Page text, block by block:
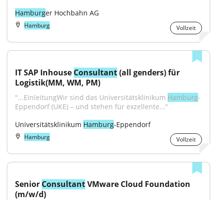
Hamburger Hochbahn AG
Hamburg Vollzeit
IT SAP Inhouse Consultant (all genders) für
Logistik(MM, WM, PM)
"...EinleitungWir sind das Universitätsklinikum Hamburg-
Eppendorf (UKE) – und stehen für exzellente..."
Universitätsklinikum Hamburg-Eppendorf
Hamburg Vollzeit
Senior Consultant VMware Cloud Foundation
(m/w/d)